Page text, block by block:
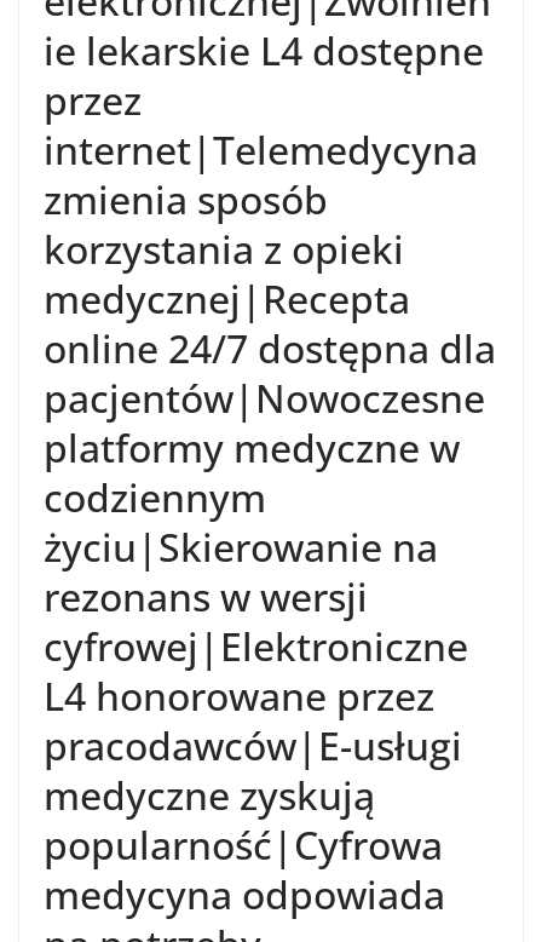
ie lekarskie L4 dostępne
przez
internet|Telemedycyna
zmienia sposób
korzystania z opieki
medycznej|Recepta
online 24/7 dostępna dla
pacjentów|Nowoczesne
platformy medyczne w
codziennym
życiu|Skierowanie na
rezonans w wersji
cyfrowej|Elektroniczne
L4 honorowane przez
pracodawców|E-usługi
medyczne zyskują
popularność|Cyfrowa
medycyna odpowiada